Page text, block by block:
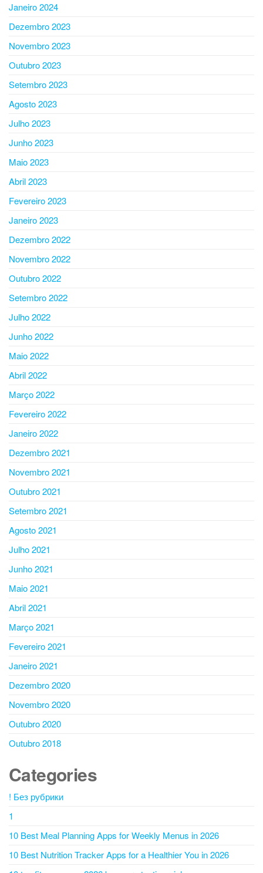
Janeiro 2024
Dezembro 2023
Novembro 2023
Outubro 2023
Setembro 2023
Agosto 2023
Julho 2023
Junho 2023
Maio 2023
Abril 2023
Fevereiro 2023
Janeiro 2023
Dezembro 2022
Novembro 2022
Outubro 2022
Setembro 2022
Julho 2022
Junho 2022
Maio 2022
Abril 2022
Março 2022
Fevereiro 2022
Janeiro 2022
Dezembro 2021
Novembro 2021
Outubro 2021
Setembro 2021
Agosto 2021
Julho 2021
Junho 2021
Maio 2021
Abril 2021
Março 2021
Fevereiro 2021
Janeiro 2021
Dezembro 2020
Novembro 2020
Outubro 2020
Outubro 2018
Categories
! Без рубрики
1
10 Best Meal Planning Apps for Weekly Menus in 2026
10 Best Nutrition Tracker Apps for a Healthier You in 2026